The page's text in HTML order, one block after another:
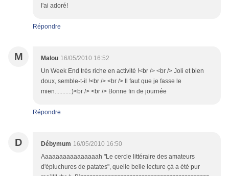
l'ai adoré!
Répondre
M Malou 16/05/2010 16:52
Un Week End très riche en activité !<br /> <br /> Joli et bien
doux, semble-t-il !<br /> <br /> Il faut que je fasse le
mien..........:)<br /> <br /> Bonne fin de journée
Répondre
D Débymum 16/05/2010 16:50
Aaaaaaaaaaaaaaaah "Le cercle littéraire des amateurs
d'épluchures de patates", quelle belle lecture çà a été pur